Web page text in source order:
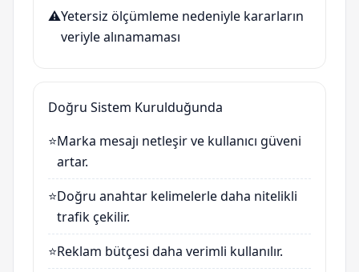
⚠️Yetersiz ölçümleme nedeniyle kararların
veriyle alınamaması
Doğru Sistem Kurulduğunda
⭐Marka mesajı netleşir ve kullanıcı güveni
artar.
⭐Doğru anahtar kelimelerle daha nitelikli
trafik çekilir.
⭐Reklam bütçesi daha verimli kullanılır.